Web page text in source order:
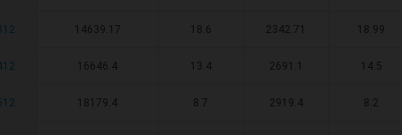
14639.17 18.6 2342.71 18.99
16646.4 13.4 2691.1 14.5
18179.4 8.7 2919.4 8.2